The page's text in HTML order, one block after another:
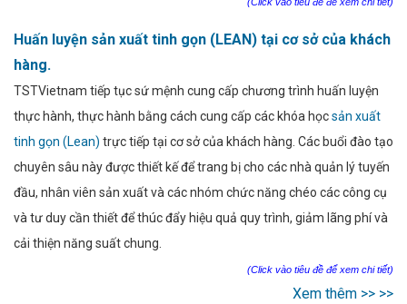
Huấn luyện sản xuất tinh gọn (LEAN) tại cơ sở của khách
hàng.
TSTVietnam tiếp tục sứ mệnh cung cấp chương trình huấn luyện
thực hành, thực hành bằng cách cung cấp các khóa họcsản xuất
tinh gọn (Lean) trực tiếp tại cơ sở của khách hàng. Các buổi đào tạo
chuyên sâu này được thiết kế để trang bị cho các nhà quản lý tuyến
đầu, nhân viên sản xuất và các nhóm chức năng chéo các công cụ
và tư duy cần thiết để thúc đẩy hiệu quả quy trình, giảm lãng phí và
cải thiện năng suất chung.
(Click vào tiêu đề để xem chi tiết)
Xem thêm >> >>